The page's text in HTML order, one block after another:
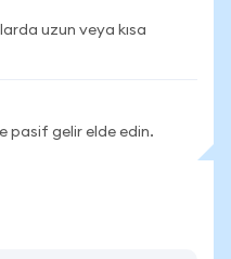
uzun veya kısa
pasif gelir elde edin.